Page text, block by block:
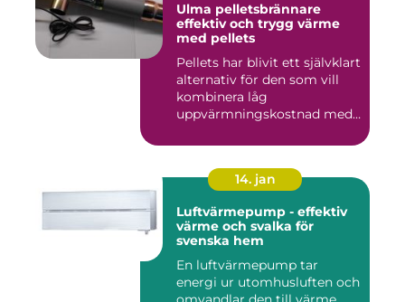
Ulma pelletsbrännare
effektiv och trygg värme
med pellets
Pellets har blivit ett självklart
alternativ för den som vill
kombinera låg
uppvärmningskostnad med
14. jan
Luftvärmepump - effektiv
värme och svalka för
svenska hem
En luftvärmepump tar
energi ur utomhusluften och